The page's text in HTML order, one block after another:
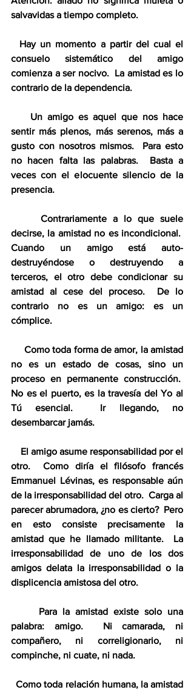
salvavidas a tiempo completo.
Hay un momento a partir del cual el
consuelo sistemático del amigo
comienza a ser nocivo.  La amistad es lo
contrario de la dependencia.
Un amigo es aquel que nos hace
sentir más plenos, más serenos, más a
gusto con nosotros mismos.  Para esto
no hacen falta las palabras.  Basta a
veces con el elocuente silencio de la
presencia.
Contrariamente a lo que suele
decirse, la amistad no es incondicional.
Cuando un amigo está auto-
destruyéndose o destruyendo a
terceros, el otro debe condicionar su
amistad al cese del proceso.  De lo
contrario no es un amigo: es un
cómplice.
Como toda forma de amor, la amistad
no es un estado de cosas, sino un
proceso en permanente construcción.
No es el puerto, es la travesía del Yo al
Tú esencial.  Ir llegando, no
desembarcar jamás.
El amigo asume responsabilidad por el
otro.  Como diría el filósofo francés
Emmanuel Lévinas, es responsable aún
de la irresponsabilidad del otro.  Carga al
parecer abrumadora, ¿no es cierto?  Pero
en esto consiste precisamente la
amistad que he llamado militante.  La
irresponsabilidad de uno de los dos
amigos delata la irresponsabilidad o la
displicencia amistosa del otro.
Para la amistad existe solo una
palabra: amigo.  Ni camarada, ni
compañero, ni correligionario, ni
compinche, ni cuate, ni nada.
Como toda relación humana, la amistad